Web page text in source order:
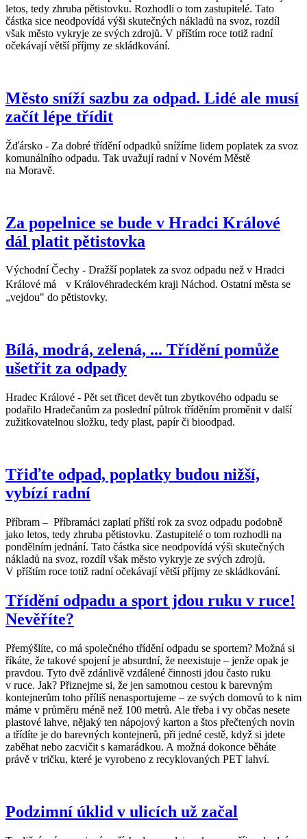
letos, tedy zhruba pětistovku. Rozhodli o tom zastupitelé. Tato
částka sice neodpovídá výši skutečných nákladů na svoz, rozdíl
však město vykryje ze svých zdrojů. V příštím roce totiž radní
očekávají větší příjmy ze skládkování.
Město sníží sazbu za odpad. Lidé ale musí
začít lépe třídit
Žďársko - Za dobré třídění odpadků snížíme lidem poplatek za svoz
komunálního odpadu. Tak uvažují radní v Novém Městě
na Moravě.
Za popelnice se bude v Hradci Králové
dál platit pětistovka
Východní Čechy - Dražší poplatek za svoz odpadu než v Hradci
Králové má v Královéhradeckém kraji Náchod. Ostatní města se
„vejdou" do pětistovky.
Bílá, modrá, zelená, ... Třídění pomůže
ušetřit za odpady
Hradec Králové - Pět set třicet devět tun zbytkového odpadu se
podařilo Hradečanům za poslední půlrok tříděním proměnit v další
zužitkovatelnou složku, tedy plast, papír či bioodpad.
Třiďte odpad, poplatky budou nižší,
vybízí radní
Příbram – Příbramáci zaplatí příští rok za svoz odpadu podobně
jako letos, tedy zhruba pětistovku. Zastupitelé o tom rozhodli na
pondělním jednání. Tato částka sice neodpovídá výši skutečných
nákladů na svoz, rozdíl však město vykryje ze svých zdrojů.
V příštím roce totiž radní očekávají větší příjmy ze skládkování.
Třídění odpadu a sport jdou ruku v ruce!
Nevěříte?
Přemýšlíte, co má společného třídění odpadu se sportem? Možná si
říkáte, že takové spojení je absurdní, že neexistuje – jenže opak je
pravdou. Tyto dvě zdánlivě vzdálené činnosti jdou často ruku
v ruce. Jak? Přiznejme si, že jen samotnou cestou k barevným
kontejnerům toho příliš nenasportujeme – ze svých domovů to k nim
máme v průměru méně než 100 metrů. Ale třeba i vy občas nesete
plastové lahve, nějaký ten nápojový karton a štos přečtených novin
a třídíte je do barevných kontejnerů, při jedné cestě, když si jdete
zaběhat nebo zacvičit s kamarádkou. A možná dokonce běháte
právě v tričku, které je vyrobeno z recyklovaných PET lahví.
Podzimní úklid v ulicích už začal